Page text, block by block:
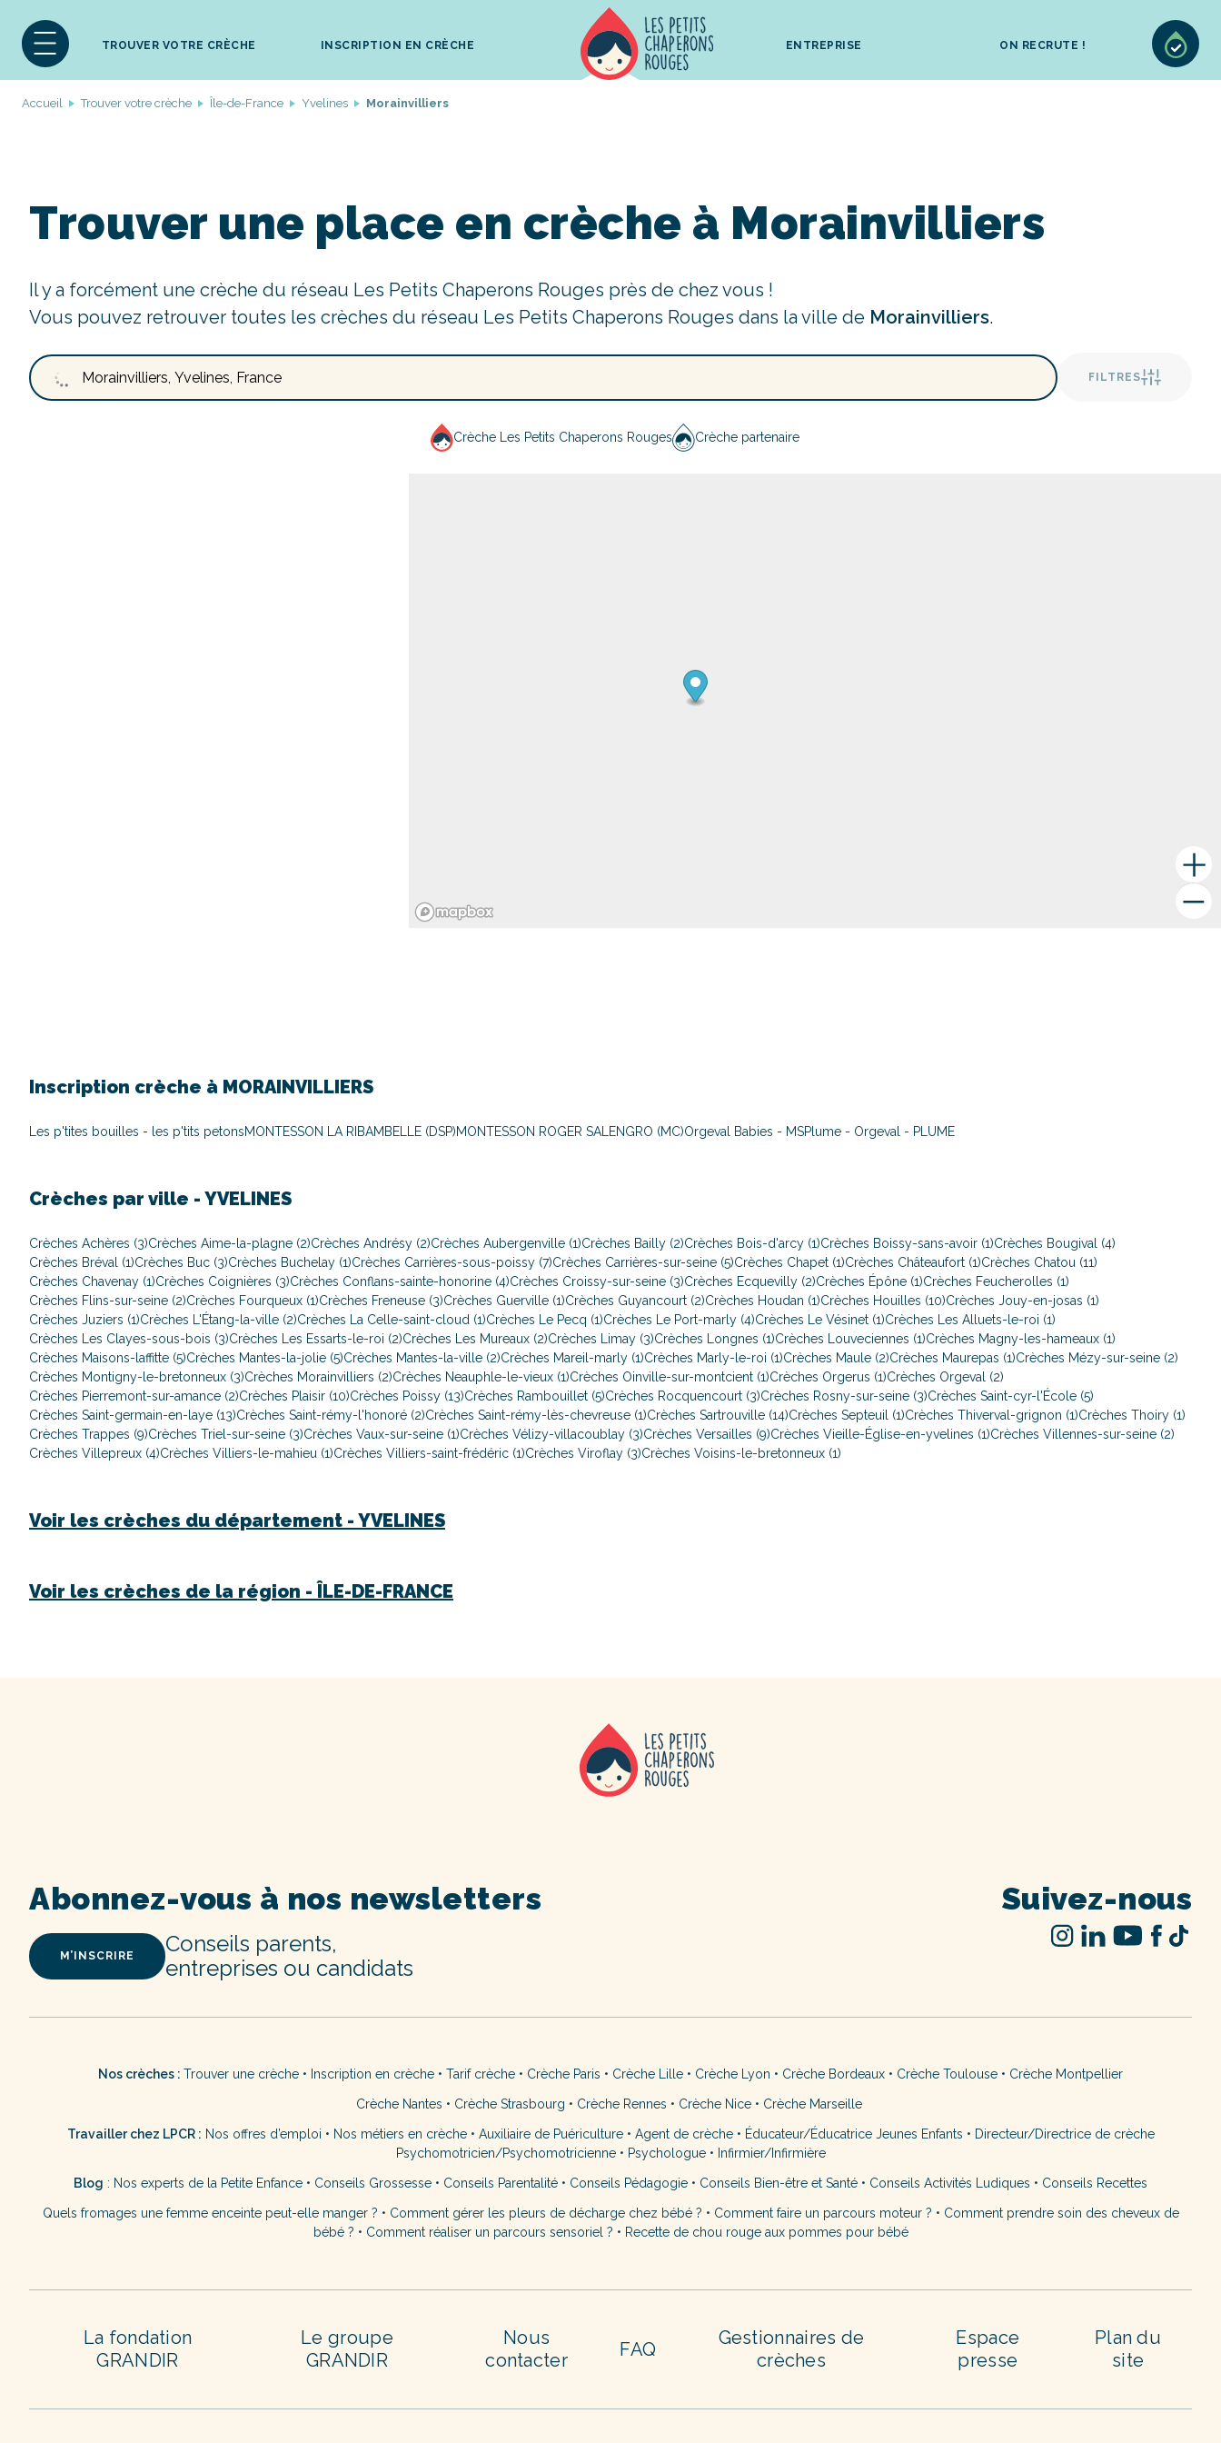
TROUVER VOTRE CRÈCHE INSCRIPTION EN CRÈCHE ENTREPRISE ON RECRUTE !
Accueil Trouver votre crèche Île-de-France Yvelines Morainvilliers
Trouver une place en crèche à Morainvilliers
Il y a forcément une crèche du réseau Les Petits Chaperons Rouges près de chez vous !
Vous pouvez retrouver toutes les crèches du réseau Les Petits Chaperons Rouges dans la ville de Morainvilliers.
FILTRES
Crèche Les Petits Chaperons Rouges Crèche partenaire
Inscription crèche à MORAINVILLIERS
Les p'tites bouilles - les p'tits petonsMONTESSON LA RIBAMBELLE (DSP)MONTESSON ROGER SALENGRO (MC)Orgeval Babies - MSPlume - Orgeval - PLUME
Crèches par ville - YVELINES
Crèches Achères (3)Crèches Aime-la-plagne (2)Crèches Andrésy (2)Crèches Aubergenville (1)Crèches Bailly (2)Crèches Bois-d'arcy (1)Crèches Boissy-sans-avoir (1)Crèches Bougival (4)
Crèches Bréval (1)Crèches Buc (3)Crèches Buchelay (1)Crèches Carrières-sous-poissy (7)Crèches Carrières-sur-seine (5)Crèches Chapet (1)Crèches Châteaufort (1)Crèches Chatou (11)
Crèches Chavenay (1)Crèches Coignières (3)Crèches Conflans-sainte-honorine (4)Crèches Croissy-sur-seine (3)Crèches Ecquevilly (2)Crèches Épône (1)Crèches Feucherolles (1)
Crèches Flins-sur-seine (2)Crèches Fourqueux (1)Crèches Freneuse (3)Crèches Guerville (1)Crèches Guyancourt (2)Crèches Houdan (1)Crèches Houilles (10)Crèches Jouy-en-josas (1)
Crèches Juziers (1)Crèches L'Étang-la-ville (2)Crèches La Celle-saint-cloud (1)Crèches Le Pecq (1)Crèches Le Port-marly (4)Crèches Le Vésinet (1)Crèches Les Alluets-le-roi (1)
Crèches Les Clayes-sous-bois (3)Crèches Les Essarts-le-roi (2)Crèches Les Mureaux (2)Crèches Limay (3)Crèches Longnes (1)Crèches Louveciennes (1)Crèches Magny-les-hameaux (1)
Crèches Maisons-laffitte (5)Crèches Mantes-la-jolie (5)Crèches Mantes-la-ville (2)Crèches Mareil-marly (1)Crèches Marly-le-roi (1)Crèches Maule (2)Crèches Maurepas (1)Crèches Mézy-sur-seine (2)
Crèches Montigny-le-bretonneux (3)Crèches Morainvilliers (2)Crèches Neauphle-le-vieux (1)Crèches Oinville-sur-montcient (1)Crèches Orgerus (1)Crèches Orgeval (2)
Crèches Pierremont-sur-amance (2)Crèches Plaisir (10)Crèches Poissy (13)Crèches Rambouillet (5)Crèches Rocquencourt (3)Crèches Rosny-sur-seine (3)Crèches Saint-cyr-l'École (5)
Crèches Saint-germain-en-laye (13)Crèches Saint-rémy-l'honoré (2)Crèches Saint-rémy-lès-chevreuse (1)Crèches Sartrouville (14)Crèches Septeuil (1)Crèches Thiverval-grignon (1)Crèches Thoiry (1)
Crèches Trappes (9)Crèches Triel-sur-seine (3)Crèches Vaux-sur-seine (1)Crèches Vélizy-villacoublay (3)Crèches Versailles (9)Crèches Vieille-Église-en-yvelines (1)Crèches Villennes-sur-seine (2)
Crèches Villepreux (4)Crèches Villiers-le-mahieu (1)Crèches Villiers-saint-frédéric (1)Crèches Viroflay (3)Crèches Voisins-le-bretonneux (1)
Voir les crèches du département - YVELINES
Voir les crèches de la région - ÎLE-DE-FRANCE
Abonnez-vous à nos newsletters
M’INSCRIRE
Conseils parents,
entreprises ou candidats
Suivez-nous
Nos crèches : Trouver une crèche • Inscription en crèche • Tarif crèche • Crèche Paris • Crèche Lille • Crèche Lyon • Crèche Bordeaux • Crèche Toulouse • Crèche Montpellier
Crèche Nantes • Crèche Strasbourg • Crèche Rennes • Crèche Nice• Crèche Marseille
Travailler chez LPCR : Nos offres d’emploi • Nos métiers en crèche• Auxiliaire de Puériculture• Agent de crèche• Éducateur/Éducatrice Jeunes Enfants • Directeur/Directrice de crèche
Psychomotricien/Psychomotricienne• Psychologue• Infirmier/Infirmière
Blog : Nos experts de la Petite Enfance • Conseils Grossesse • Conseils Parentalité • Conseils Pédagogie • Conseils Bien-être et Santé • Conseils Activités Ludiques • Conseils Recettes
Quels fromages une femme enceinte peut-elle manger ? • Comment gérer les pleurs de décharge chez bébé ? • Comment faire un parcours moteur ? • Comment prendre soin des cheveux de
bébé ? • Comment réaliser un parcours sensoriel ? • Recette de chou rouge aux pommes pour bébé
La fondation
GRANDIR
Le groupe
GRANDIR
Nous
contacter
FAQ
Gestionnaires de
crèches
Espace
presse
Plan du
site